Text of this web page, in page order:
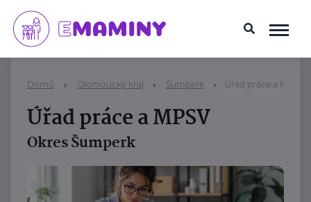
Domů Olomoucký kraj Šumperk Úřad práce a MPSV
Úřad práce a MPSV
Okres Šumperk